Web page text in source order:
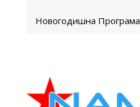
Новогодишна Програма